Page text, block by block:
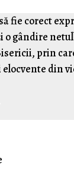
fie corect
o gândire
prin
din